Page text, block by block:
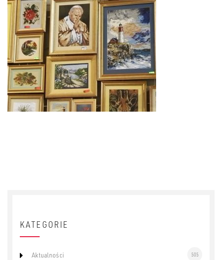
KATEGORIE
Aktualności 505